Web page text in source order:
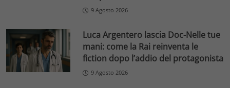
9 Agosto 2026
Luca Argentero lascia Doc-Nelle tue
mani: come la Rai reinventa le
fiction dopo l’addio del protagonista
9 Agosto 2026